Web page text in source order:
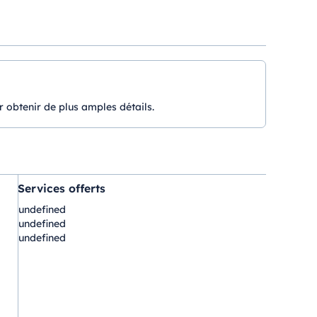
obtenir de plus amples détails.
Services offerts
undefined
undefined
undefined